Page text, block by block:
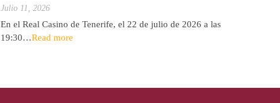
Julio 11, 2026
En el Real Casino de Tenerife, el 22 de julio de 2026 a las
19:30…Read more